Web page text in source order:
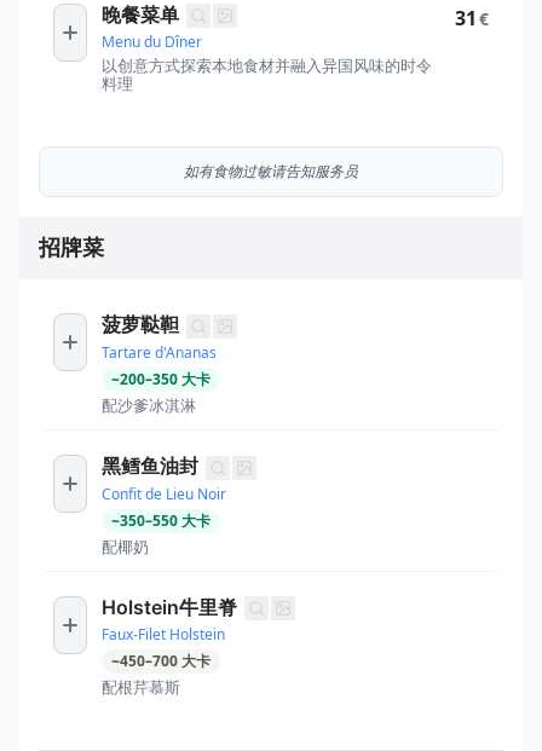
晚餐菜单
Menu du Dîner
以创意方式探索本地食材并融入异国风味的时令
料理
31 €
如有食物过敏请告知服务员
招牌菜
菠萝鞑靼
Tartare d'Ananas
~200–350大卡
配沙爹冰淇淋
黑鳕鱼油封
Confit de Lieu Noir
~350–550大卡
配椰奶
Holstein牛里脊
Faux-Filet Holstein
~450–700大卡
配根芹慕斯